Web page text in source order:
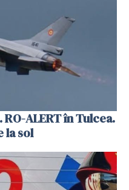
ALERT în Tulcea.
la sol